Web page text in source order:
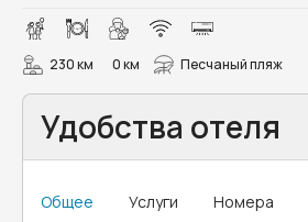
230 км 0 км Песчаный пляж
Удобства отеля
Общее Услуги Номера